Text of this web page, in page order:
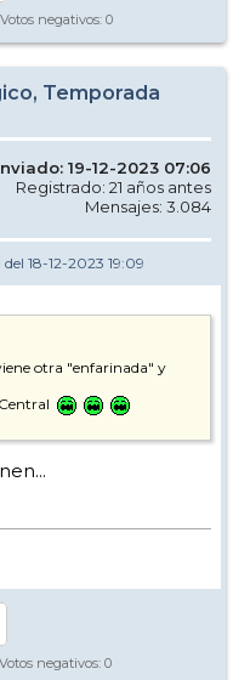
negativos: 0
Temporada
19-12-2023 07:06
Registrado: 21 años antes
Mensajes: 3.084
del 18-12-2023 19:09
otra "enfarinada" y
negativos: 0